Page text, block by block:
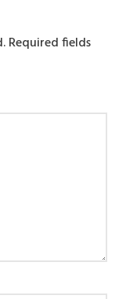
Required fields